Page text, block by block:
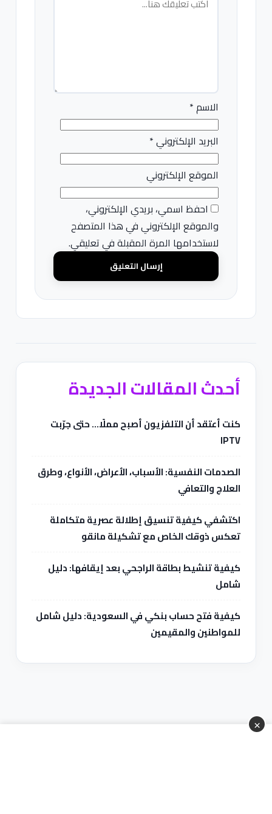
الاسم*
البريد الإلكتروني*
الموقع الإلكتروني
احفظ اسمي، بريدي الإلكتروني،
والموقع الإلكتروني في هذا المتصفح
لاستخدامها المرة المقبلة في تعليقي.
أحدث المقالات الجديدة
كنت أعتقد أن التلفزيون أصبح مملًا… حتى جرّبت
IPTV
الصدمات النفسية: الأسباب، الأعراض، الأنواع، وطرق
العلاج والتعافي
اكتشفي كيفية تنسيق إطلالة عصرية متكاملة
تعكس ذوقك الخاص مع تشكيلة مانقو
كيفية تنشيط بطاقة الراجحي بعد إيقافها: دليل
شامل
كيفية فتح حساب بنكي في السعودية: دليل شامل
للمواطنين والمقيمين
×